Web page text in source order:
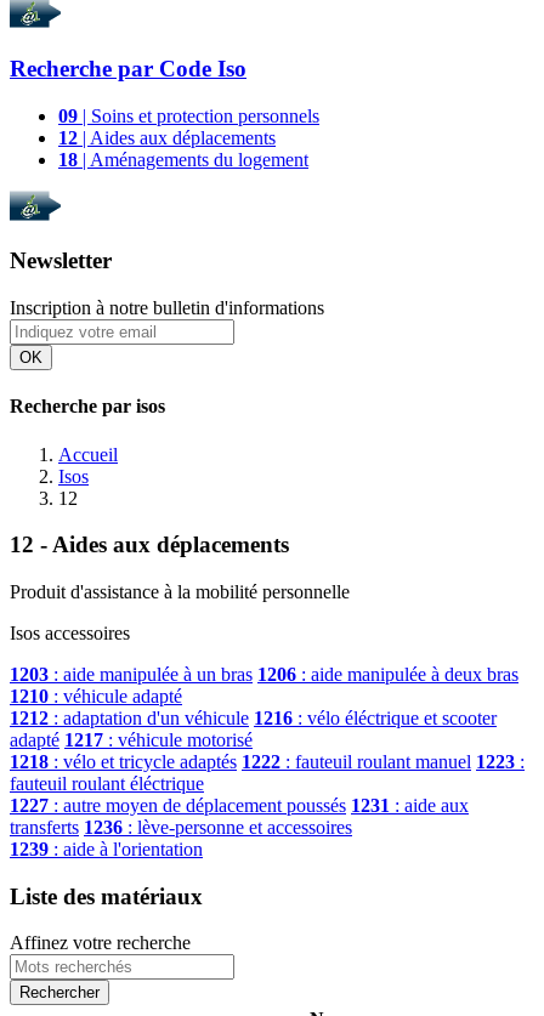
Recherche par Code Iso
09 | Soins et protection personnels
12 | Aides aux déplacements
18 | Aménagements du logement
Newsletter
Inscription à notre bulletin d'informations
OK
Recherche par isos
Accueil
Isos
12
12 - Aides aux déplacements
Produit d'assistance à la mobilité personnelle
Isos accessoires
1203 : aide manipulée à un bras 1206 : aide manipulée à deux bras
1210 : véhicule adapté
1212 : adaptation d'un véhicule 1216 : vélo éléctrique et scooter
adapté 1217 : véhicule motorisé
1218 : vélo et tricycle adaptés 1222 : fauteuil roulant manuel 1223 :
fauteuil roulant éléctrique
1227 : autre moyen de déplacement poussés 1231 : aide aux
transferts 1236 : lève-personne et accessoires
1239 : aide à l'orientation
Liste des matériaux
Affinez votre recherche